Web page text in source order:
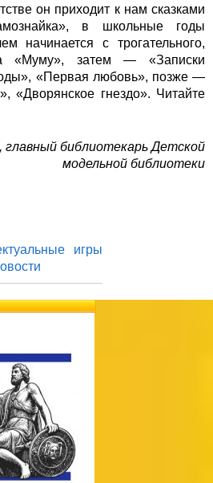
он приходит к нам сказками
в школьные годы
начинается с трогательного,
«Муму», затем — «Записки
«Первая любовь», позже —
«Дворянское гнездо». Читайте
библиотекарь Детской
модельной библиотеки
игры